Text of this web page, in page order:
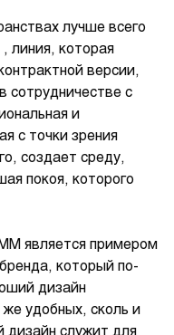
лучше всего
линия, которая
версии,
сотрудничестве с
и
с точки зрения
создает среду,
покоя, которого
является примером
который по-
дизайн
же удобных, сколь и
дизайн служит для